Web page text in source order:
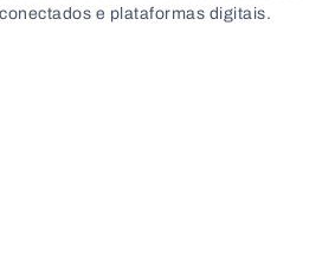
e plataformas digitais.